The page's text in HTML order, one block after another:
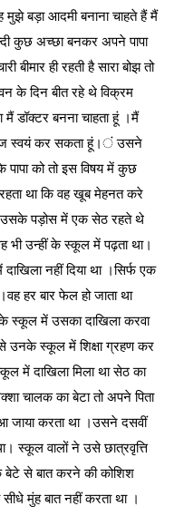
बड़ा आदमी बनाना चाहते हैं मैं
कुछ अच्छा बनकर अपने पापा
बीमार ही रहती है सारा बोझ तो
के दिन बीत रहे थे विक्रम
डॉक्टर बनना चाहता हूं ।मैं
स्वयं कर सकता हूं।ं उसने
को तो इस विषय में कुछ
था कि वह खूब मेहनत करे
उसके पड़ोस में एक सेठ रहते थे
भी उन्हीं के स्कूल में पढ़ता था।
नहीं दिया था ।सिर्फ एक
हर बार फेल हो जाता था
स्कूल में उसका दाखिला करवा
से उनके स्कूल में शिक्षा ग्रहण कर
में दाखिला मिला था सेठ का
चालक का बेटा तो अपने पिता
जाया करता था ।उसने दसवीं
स्कूल वालों ने उसे छात्रवृत्ति
बेटे से बात करने की कोशिश
मुंह बात नहीं करता था ।